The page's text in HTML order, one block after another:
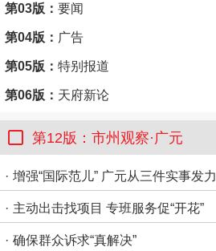
第03版： 要闻
第04版： 广告
第05版： 特别报道
第06版： 天府新论
第08版：要闻
第09版：专题
第10版：专题
第11版：经济观察
第12版：市州观察·广元
· 增强“国际范儿” 广元从三件实事发力
· 主动出击找项目 专班服务促“开花”
· 确保群众诉求“真解决”